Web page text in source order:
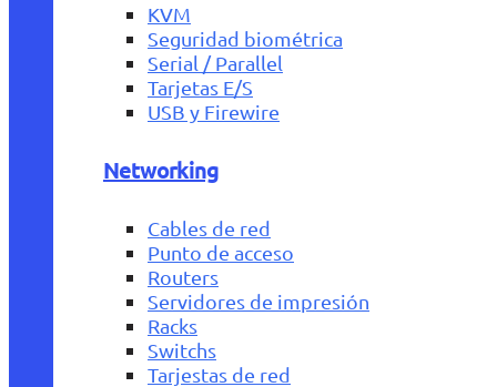
KVM
Seguridad biométrica
Serial / Parallel
Tarjetas E/S
USB y Firewire
Networking
Cables de red
Punto de acceso
Routers
Servidores de impresión
Racks
Switchs
Tarjestas de red